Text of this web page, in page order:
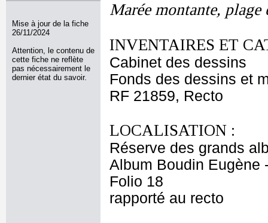
Mise à jour de la fiche
26/11/2024
Attention, le contenu de
cette fiche ne reflète
pas nécessairement le
dernier état du savoir.
Marée montante, plage
INVENTAIRES ET
Cabinet des dessins
Fonds des dessins et
RF 21859, Recto
LOCALISATION :
Réserve des grands
Album Boudin Eugène
Folio 18
rapporté au recto